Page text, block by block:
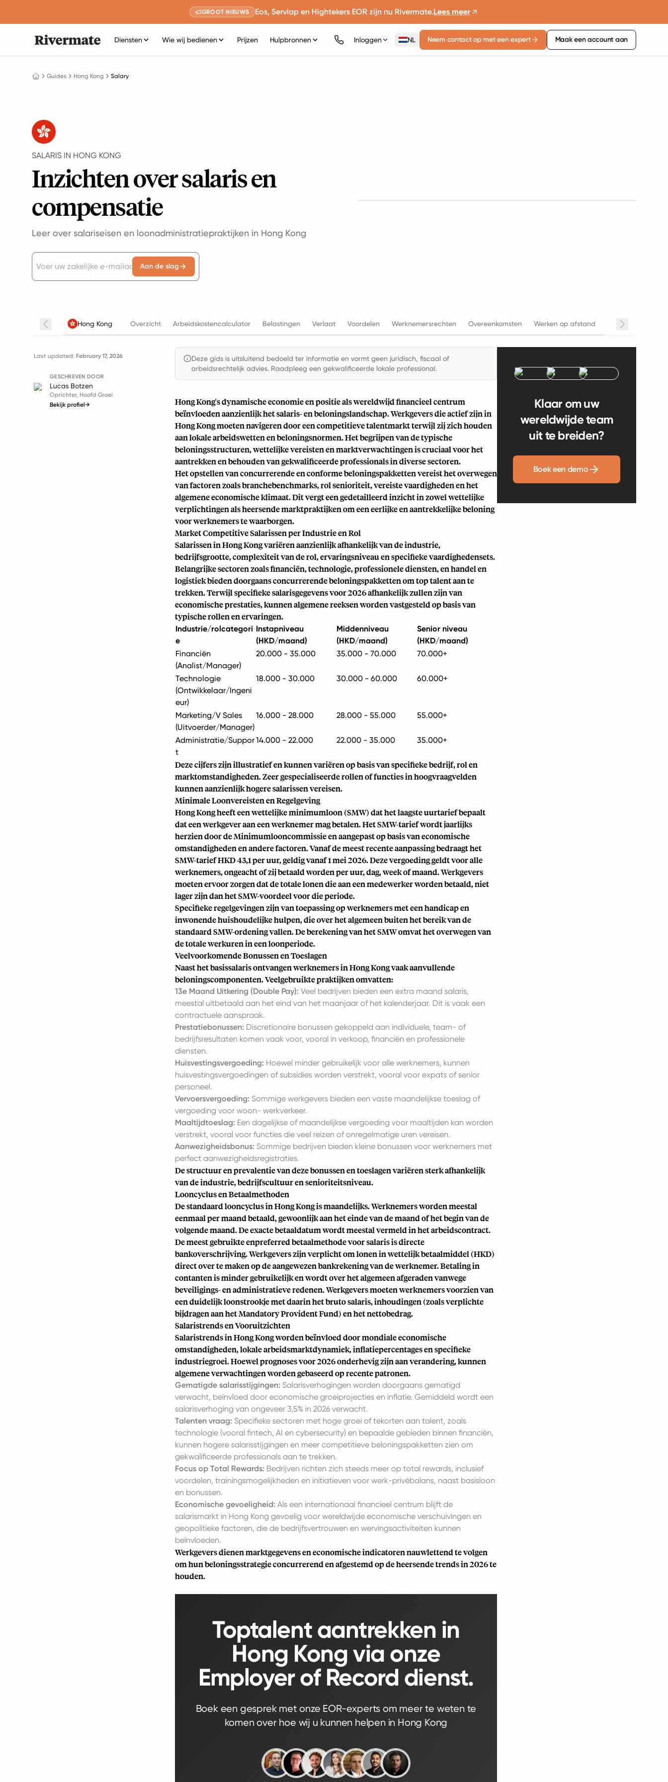
GROOT NIEUWS Eos, Serviap en Hightekers EOR zijn nu Rivermate.Lees meer
Diensten Wie wij bedienen Prijzen Hulpbronnen Inloggen NL Neem contact op met een expert Maak een account aan
Guides Hong Kong Salary
SALARIS IN HONG KONG
Inzichten over salaris en
compensatie
Leer over salariseisen en loonadministratiepraktijken in Hong Kong
Aan de slag
Hong Kong Overzicht Arbeidskostencalculator Belastingen Verlaat Voordelen Werknemersrechten Overeenkomsten Werken op afstand Werkuren
Last updated: February 17, 2026
GESCHREVEN DOOR
Lucas Botzen
Oprichter, Hoofd Groei
Bekijk profiel→
Deze gids is uitsluitend bedoeld ter informatie en vormt geen juridisch, fiscaal of
arbeidsrechtelijk advies. Raadpleeg een gekwalificeerde lokale professional.
Hong Kong's dynamische economie en positie als wereldwijd financieel centrum
beïnvloeden aanzienlijk het salaris- en beloningslandschap. Werkgevers die actief zijn in
Hong Kong moeten navigeren door een competitieve talentmarkt terwijl zij zich houden
aan lokale arbeidswetten en beloningsnormen. Het begrijpen van de typische
beloningsstructuren, wettelijke vereisten en marktverwachtingen is cruciaal voor het
aantrekken en behouden van gekwalificeerde professionals in diverse sectoren.
Het opstellen van concurrerende en conforme beloningspakketten vereist het overwegen
van factoren zoals branchebenchmarks, rol senioriteit, vereiste vaardigheden en het
algemene economische klimaat. Dit vergt een gedetailleerd inzicht in zowel wettelijke
verplichtingen als heersende marktpraktijken om een eerlijke en aantrekkelijke beloning
voor werknemers te waarborgen.
Market Competitive Salarissen per Industrie en Rol
Salarissen in Hong Kong variëren aanzienlijk afhankelijk van de industrie,
bedrijfsgrootte, complexiteit van de rol, ervaringsniveau en specifieke vaardighedensets.
Belangrijke sectoren zoals financiën, technologie, professionele diensten, en handel en
logistiek bieden doorgaans concurrerende beloningspakketten om top talent aan te
trekken. Terwijl specifieke salarisgegevens voor 2026 afhankelijk zullen zijn van
economische prestaties, kunnen algemene reeksen worden vastgesteld op basis van
typische rollen en ervaringen.
Industrie/rolcategori
e
Instapniveau
(HKD/maand)
Middenniveau
(HKD/maand)
Senior niveau
(HKD/maand)
Financiën
(Analist/Manager)
20.000 - 35.000 35.000 - 70.000 70.000+
Technologie
(Ontwikkelaar/Ingeni
eur)
18.000 - 30.000 30.000 - 60.000 60.000+
Marketing/V Sales
(Uitvoerder/Manager)
16.000 - 28.000 28.000 - 55.000 55.000+
Administratie/Suppor
t
14.000 - 22.000 22.000 - 35.000 35.000+
Deze cijfers zijn illustratief en kunnen variëren op basis van specifieke bedrijf, rol en
marktomstandigheden. Zeer gespecialiseerde rollen of functies in hoogvraagvelden
kunnen aanzienlijk hogere salarissen vereisen.
Minimale Loonvereisten en Regelgeving
Hong Kong heeft een wettelijke minimumloon (SMW) dat het laagste uurtarief bepaalt
dat een werkgever aan een werknemer mag betalen. Het SMW-tarief wordt jaarlijks
herzien door de Minimumlooncommissie en aangepast op basis van economische
omstandigheden en andere factoren. Vanaf de meest recente aanpassing bedraagt het
SMW-tarief HKD 43,1 per uur, geldig vanaf 1 mei 2026. Deze vergoeding geldt voor alle
werknemers, ongeacht of zij betaald worden per uur, dag, week of maand. Werkgevers
moeten ervoor zorgen dat de totale lonen die aan een medewerker worden betaald, niet
lager zijn dan het SMW-voordeel voor die periode.
Specifieke regelgevingen zijn van toepassing op werknemers met een handicap en
inwonende huishoudelijke hulpen, die over het algemeen buiten het bereik van de
standaard SMW-ordening vallen. De berekening van het SMW omvat het overwegen van
de totale werkuren in een loonperiode.
Veelvoorkomende Bonussen en Toeslagen
Naast het basissalaris ontvangen werknemers in Hong Kong vaak aanvullende
beloningscomponenten. Veelgebruikte praktijken omvatten:
13e Maand Uitkering (Double Pay): Veel bedrijven bieden een extra maand salaris,
meestal uitbetaald aan het eind van het maanjaar of het kalenderjaar. Dit is vaak een
contractuele aanspraak.
Prestatiebonussen: Discretionaire bonussen gekoppeld aan individuele, team- of
bedrijfsresultaten komen vaak voor, vooral in verkoop, financiën en professionele
diensten.
Huisvestingsvergoeding: Hoewel minder gebruikelijk voor alle werknemers, kunnen
huisvestingsvergoedingen of subsidies worden verstrekt, vooral voor expats of senior
personeel.
Vervoersvergoeding: Sommige werkgevers bieden een vaste maandelijkse toeslag of
vergoeding voor woon- werkverkeer.
Maaltijdtoeslag: Een dagelijkse of maandelijkse vergoeding voor maaltijden kan worden
verstrekt, vooral voor functies die veel reizen of onregelmatige uren vereisen.
Aanwezigheidsbonus: Sommige bedrijven bieden kleine bonussen voor werknemers met
perfect aanwezigheidsregistraties.
De structuur en prevalentie van deze bonussen en toeslagen variëren sterk afhankelijk
van de industrie, bedrijfscultuur en senioriteitsniveau.
Looncyclus en Betaalmethoden
De standaard looncyclus in Hong Kong is maandelijks. Werknemers worden meestal
eenmaal per maand betaald, gewoonlijk aan het einde van de maand of het begin van de
volgende maand. De exacte betaaldatum wordt meestal vermeld in het arbeidscontract.
De meest gebruikte enpreferred betaalmethode voor salaris is directe
bankoverschrijving. Werkgevers zijn verplicht om lonen in wettelijk betaalmiddel (HKD)
direct over te maken op de aangewezen bankrekening van de werknemer. Betaling in
contanten is minder gebruikelijk en wordt over het algemeen afgeraden vanwege
beveiligings- en administratieve redenen. Werkgevers moeten werknemers voorzien van
een duidelijk loonstrookje met daarin het bruto salaris, inhoudingen (zoals verplichte
bijdragen aan het Mandatory Provident Fund) en het nettobedrag.
Salaristrends en Vooruitzichten
Salaristrends in Hong Kong worden beïnvloed door mondiale economische
omstandigheden, lokale arbeidsmarktdynamiek, inflatiepercentages en specifieke
industriegroei. Hoewel prognoses voor 2026 onderhevig zijn aan verandering, kunnen
algemene verwachtingen worden gebaseerd op recente patronen.
Gematigde salarisstijgingen: Salarisverhogingen worden doorgaans gematigd
verwacht, beïnvloed door economische groeiprojecties en inflatie. Gemiddeld wordt een
salarisverhoging van ongeveer 3,5% in 2026 verwacht.
Talenten vraag: Specifieke sectoren met hoge groei of tekorten aan talent, zoals
technologie (vooral fintech, AI en cybersecurity) en bepaalde gebieden binnen financiën,
kunnen hogere salarisstijgingen en meer competitieve beloningspakketten zien om
gekwalificeerde professionals aan te trekken.
Focus op Total Rewards: Bedrijven richten zich steeds meer op total rewards, inclusief
voordelen, trainingsmogelijkheden en initiatieven voor werk-privébalans, naast basisloon
en bonussen.
Economische gevoeligheid: Als een internationaal financieel centrum blijft de
salarismarkt in Hong Kong gevoelig voor wereldwijde economische verschuivingen en
geopolitieke factoren, die de bedrijfsvertrouwen en wervingsactiviteiten kunnen
beïnvloeden.
Werkgevers dienen marktgegevens en economische indicatoren nauwlettend te volgen
om hun beloningsstrategie concurrerend en afgestemd op de heersende trends in 2026 te
houden.
Toptalent aantrekken in
Hong Kong via onze
Employer of Record dienst.
Boek een gesprek met onze EOR-experts om meer te weten te
komen over hoe wij u kunnen helpen in Hong Kong
Klaar om uw
wereldwijde team
uit te breiden?
Boek een demo